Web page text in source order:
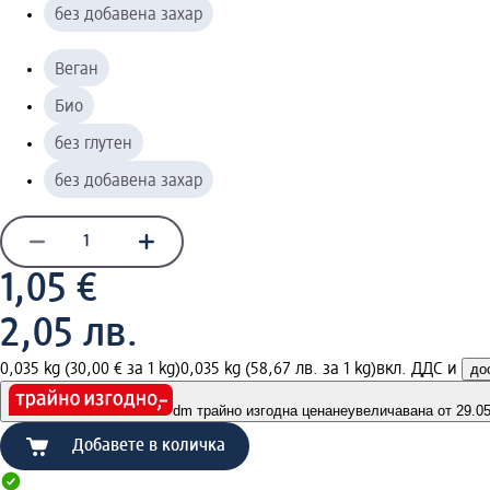
без добавена захар
Веган
Био
без глутен
без добавена захар
1,05 €
2,05 лв.
0,035 kg (30,00 € за 1 kg)0,035 kg (58,67 лв. за 1 kg)вкл. ДДС и
dm трайно изгодна ценанеувеличавана от
Добавете в количка